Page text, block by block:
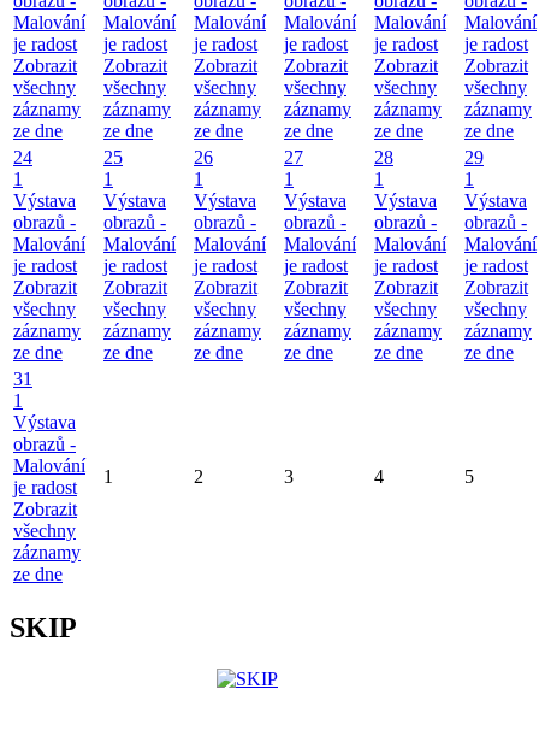
Malování
je radost
Zobrazit
všechny
záznamy
ze dne
Malování
je radost
Zobrazit
všechny
záznamy
ze dne
Malování
je radost
Zobrazit
všechny
záznamy
ze dne
Malování
je radost
Zobrazit
všechny
záznamy
ze dne
Malování
je radost
Zobrazit
všechny
záznamy
ze dne
Malování
je radost
Zobrazit
všechny
záznamy
ze dne
24
1
Výstava
obrazů -
Malování
je radost
Zobrazit
všechny
záznamy
ze dne
25
1
Výstava
obrazů -
Malování
je radost
Zobrazit
všechny
záznamy
ze dne
26
1
Výstava
obrazů -
Malování
je radost
Zobrazit
všechny
záznamy
ze dne
27
1
Výstava
obrazů -
Malování
je radost
Zobrazit
všechny
záznamy
ze dne
28
1
Výstava
obrazů -
Malování
je radost
Zobrazit
všechny
záznamy
ze dne
29
1
Výstava
obrazů -
Malování
je radost
Zobrazit
všechny
záznamy
ze dne
31
1
Výstava
obrazů -
Malování
je radost
Zobrazit
všechny
záznamy
ze dne
1 2 3 4 5
SKIP